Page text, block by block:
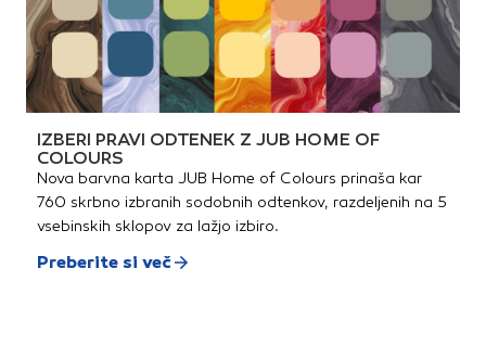
IZBERI PRAVI ODTENEK Z JUB HOME OF
COLOURS
Nova barvna karta JUB Home of Colours prinaša kar
760 skrbno izbranih sodobnih odtenkov, razdeljenih na 5
vsebinskih sklopov za lažjo izbiro.
Preberite si več